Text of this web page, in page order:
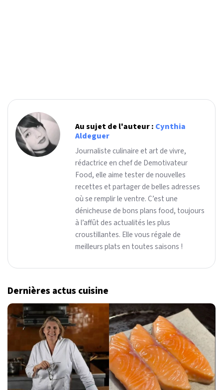
Au sujet de l'auteur : Cynthia
Aldeguer
Journaliste culinaire et art de vivre,
rédactrice en chef de Demotivateur
Food, elle aime tester de nouvelles
recettes et partager de belles adresses
où se remplir le ventre. C’est une
dénicheuse de bons plans food, toujours
à l’affût des actualités les plus
croustillantes. Elle vous régale de
meilleurs plats en toutes saisons !
Dernières actus cuisine